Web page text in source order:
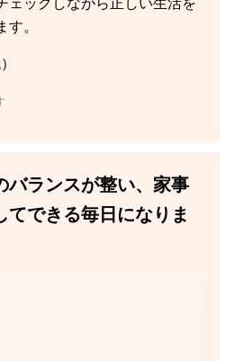
。
バランスが整い、家事
てできる毎日になりま